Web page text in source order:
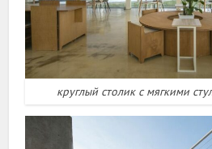
круглый столик с мягкими